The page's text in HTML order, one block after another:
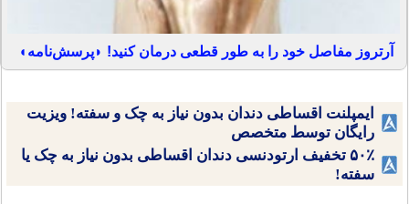
آرتروز مفاصل خود را به طور قطعی درمان کنید! ◗پرسش‌نامه◖
ایمپلنت اقساطی دندان بدون نیاز به چک و سفته! ویزیت
رایگان توسط متخصص
۵۰٪ تخفیف ارتودنسی دندان اقساطی بدون نیاز به چک یا
سفته!